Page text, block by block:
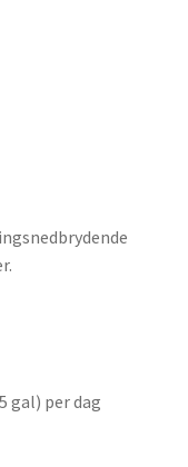
gal) per dag